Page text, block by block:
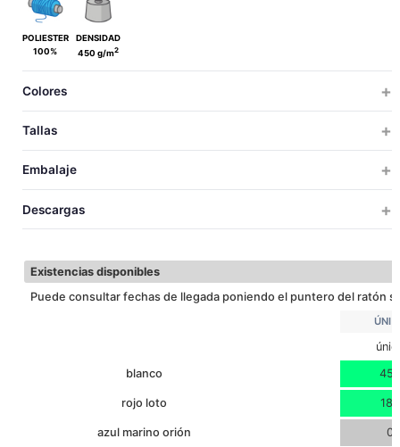
POLIESTER
100%
DENSIDAD
450 g/m2
Colores
Tallas
TALLAS ÚNICA
Embalaje
Descargas
Existencias disponibles
Puede consultar fechas de llegada poniendo el puntero del ratón
blanco
453
rojo loto 189
azul marino orión 0